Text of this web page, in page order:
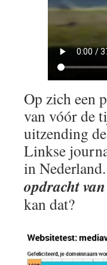
Op zich een
van vóór de
uitzending
Linkse
in
opdracht
kan dat?